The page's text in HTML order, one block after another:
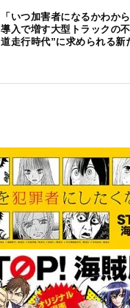
「いつ加害者になるかわか
導入で増す大型トラックの
道走行時代”に求められる新